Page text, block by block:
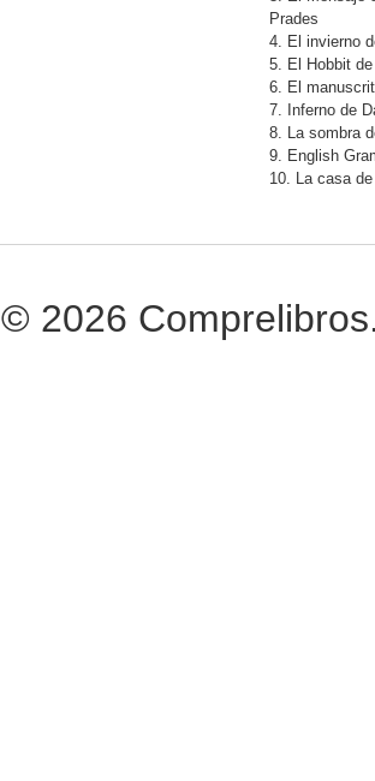
Prades
4. El invierno
5. El Hobbit
6. El
7. Inferno de
8. La sombra
9. English
10. La casa
© 2026